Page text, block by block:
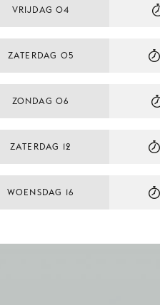
VRIJDAG 04
ZATERDAG 05
ZONDAG 06
ZATERDAG 12
WOENSDAG 16